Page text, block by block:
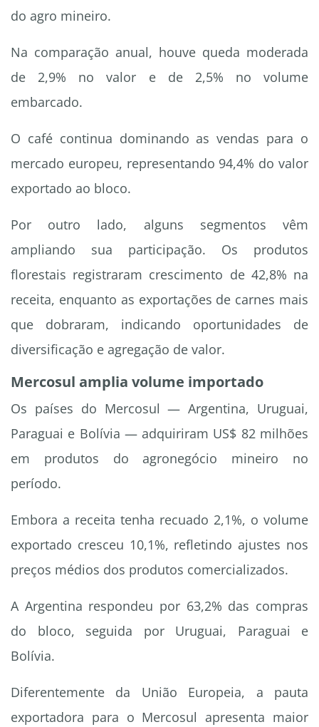
do agro mineiro.
Na comparação anual, houve queda moderada
de 2,9% no valor e de 2,5% no volume
embarcado.
O café continua dominando as vendas para o
mercado europeu, representando 94,4% do valor
exportado ao bloco.
Por outro lado, alguns segmentos vêm
ampliando sua participação. Os produtos
florestais registraram crescimento de 42,8% na
receita, enquanto as exportações de carnes mais
que dobraram, indicando oportunidades de
diversificação e agregação de valor.
Mercosul amplia volume importado
Os países do Mercosul — Argentina, Uruguai,
Paraguai e Bolívia — adquiriram US$ 82 milhões
em produtos do agronegócio mineiro no
período.
Embora a receita tenha recuado 2,1%, o volume
exportado cresceu 10,1%, refletindo ajustes nos
preços médios dos produtos comercializados.
A Argentina respondeu por 63,2% das compras
do bloco, seguida por Uruguai, Paraguai e
Bolívia.
Diferentemente da União Europeia, a pauta
exportadora para o Mercosul apresenta maior